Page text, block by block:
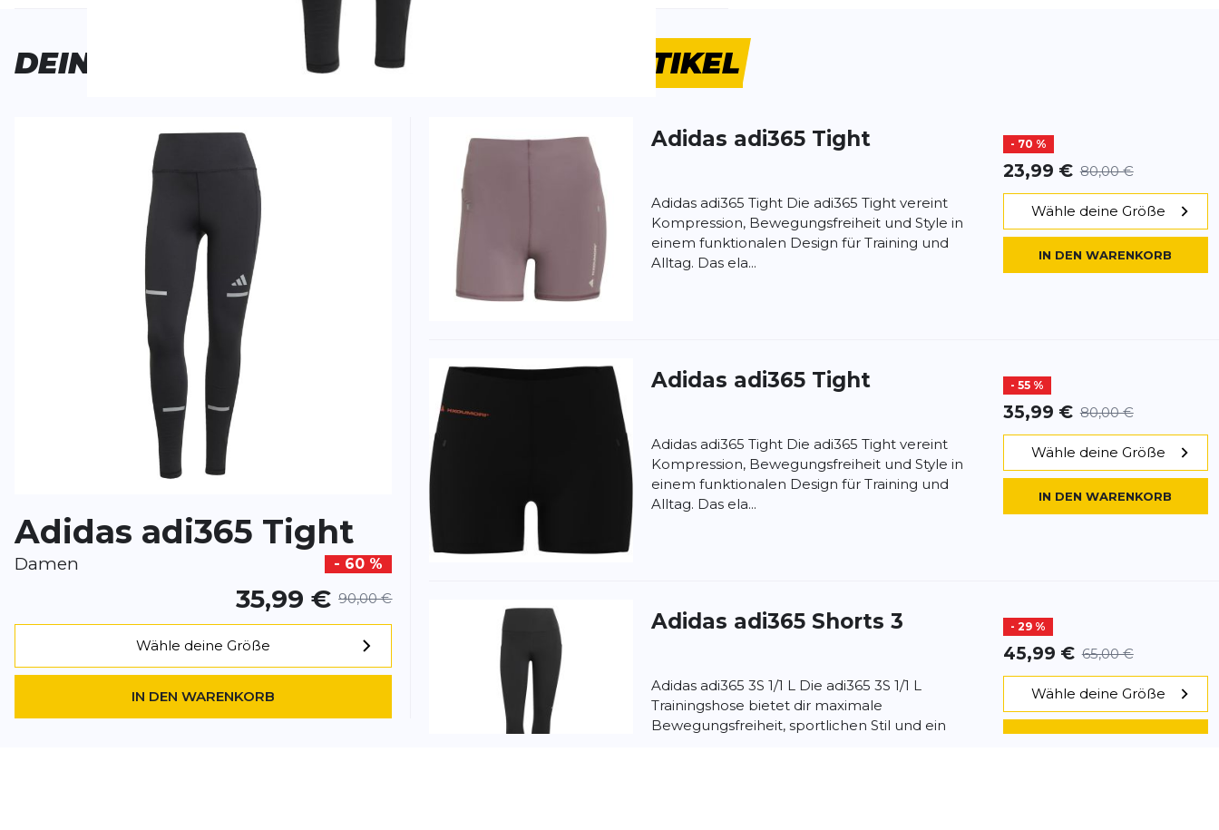
Bisher hat noch niemand dieses Produkt bewertet.
BEWERTUNG HINZUFÜGEN
Dieses Formular ist durch reCAPTCHA geschützt – es gelten die Datenschutzbestimmungen Nutzungsbedingungen
Google.
DEINE
Adidas adi365 Tight
Damen - 60 %
35,99 € 90,00 €
Wähle deine Größe
IN DEN WARENKORB
ARTIKEL
Adidas adi365 Tight - 70 %
23,99 € 80,00 €
Adidas adi365 Tight Die adi365 Tight vereint
Kompression, Bewegungsfreiheit und Style in
einem funktionalen Design für Training und
Alltag. Das ela...
Wähle deine Größe
IN DEN WARENKORB
Adidas adi365 Tight - 55 %
35,99 € 80,00 €
Adidas adi365 Tight Die adi365 Tight vereint
Kompression, Bewegungsfreiheit und Style in
einem funktionalen Design für Training und
Alltag. Das ela...
Wähle deine Größe
IN DEN WARENKORB
Adidas adi365 Shorts 3 - 29 %
45,99 € 65,00 €
Adidas adi365 3S 1/1 L Die adi365 3S 1/1 L
Trainingshose bietet dir maximale
Bewegungsfreiheit, sportlichen Stil und ein
Wähle deine Größe
IN DEN WARENKORB